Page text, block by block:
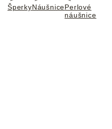
Domů
ŠperkyNáušnicePerlové
náušnice